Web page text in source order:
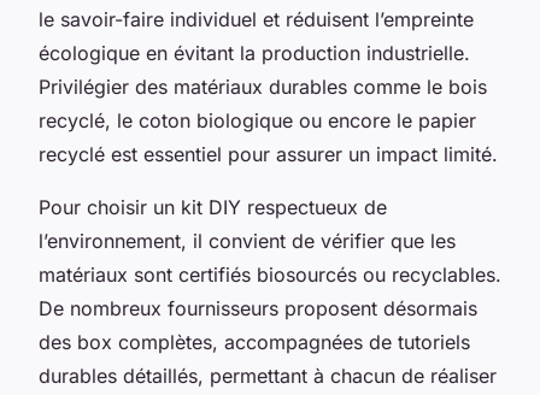
le savoir-faire individuel et réduisent l’empreinte
écologique en évitant la production industrielle.
Privilégier des matériaux durables comme le bois
recyclé, le coton biologique ou encore le papier
recyclé est essentiel pour assurer un impact limité.
Pour choisir un kit DIY respectueux de
l’environnement, il convient de vérifier que les
matériaux sont certifiés biosourcés ou recyclables.
De nombreux fournisseurs proposent désormais
des box complètes, accompagnées de tutoriels
durables détaillés, permettant à chacun de réaliser